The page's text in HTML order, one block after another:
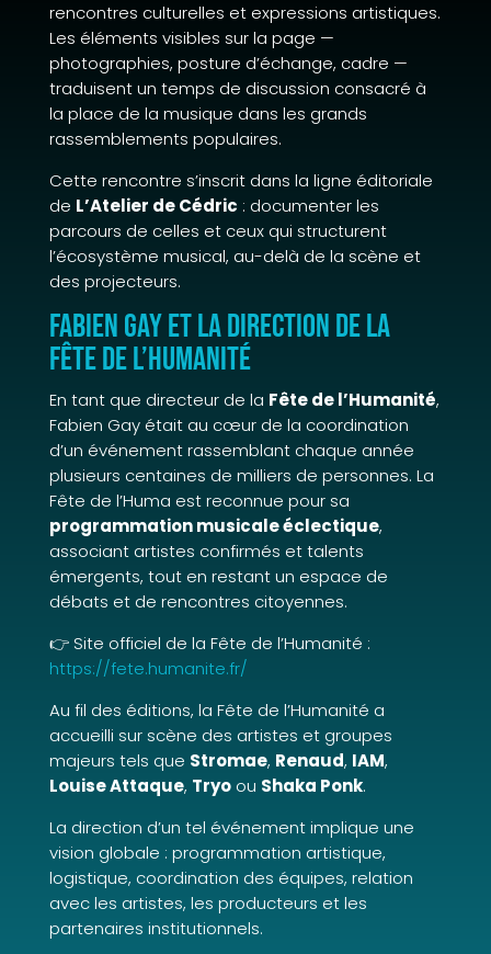
rencontres culturelles et expressions artistiques.
Les éléments visibles sur la page —
photographies, posture d’échange, cadre —
traduisent un temps de discussion consacré à
la place de la musique dans les grands
rassemblements populaires.
Cette rencontre s’inscrit dans la ligne éditoriale
de L’Atelier de Cédric : documenter les
parcours de celles et ceux qui structurent
l’écosystème musical, au-delà de la scène et
des projecteurs.
Fabien Gay et la direction de la
Fête de l’Humanité
En tant que directeur de la Fête de l’Humanité,
Fabien Gay était au cœur de la coordination
d’un événement rassemblant chaque année
plusieurs centaines de milliers de personnes. La
Fête de l’Huma est reconnue pour sa
programmation musicale éclectique,
associant artistes confirmés et talents
émergents, tout en restant un espace de
débats et de rencontres citoyennes.
👉 Site officiel de la Fête de l’Humanité :
https://fete.humanite.fr/
Au fil des éditions, la Fête de l’Humanité a
accueilli sur scène des artistes et groupes
majeurs tels que Stromae, Renaud, IAM,
Louise Attaque, Tryoou Shaka Ponk.
La direction d’un tel événement implique une
vision globale : programmation artistique,
logistique, coordination des équipes, relation
avec les artistes, les producteurs et les
partenaires institutionnels.